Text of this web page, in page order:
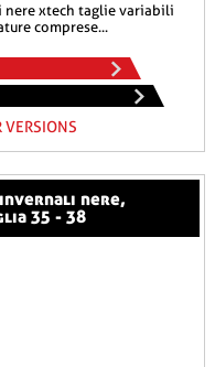
comprese...
VERSIONS
35 - 38